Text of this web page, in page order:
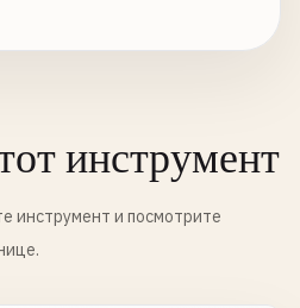
инструмент
инструмент и посмотрите